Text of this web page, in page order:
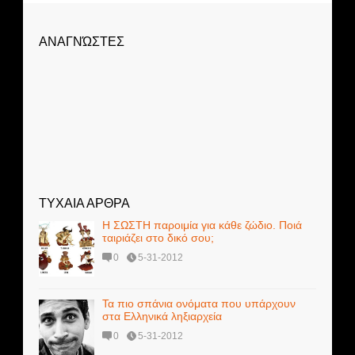
ΑΝΑΓΝΏΣΤΕΣ
ΤΥΧΑΙΑ ΑΡΘΡΑ
Η ΣΩΣΤΗ παροιμία για κάθε ζώδιο. Ποιά
ταιριάζει στo δικό σου;
0 5-31-2012
Τα πιο σπάνια ονόματα που υπάρχουν
στα Ελληνικά ληξιαρχεία
0 5-31-2012